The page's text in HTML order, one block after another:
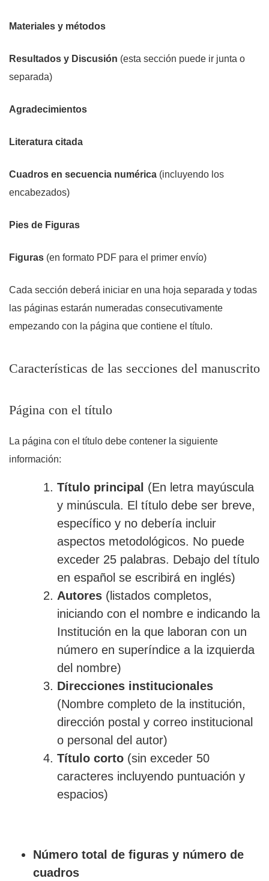
Materiales y métodos
Resultados y Discusión (esta sección puede ir junta o
separada)
Agradecimientos
Literatura citada
Cuadros en secuencia numérica (incluyendo los
encabezados)
Pies de Figuras
Figuras (en formato PDF para el primer envío)
Cada sección deberá iniciar en una hoja separada y todas
las páginas estarán numeradas consecutivamente
empezando con la página que contiene el título.
Características de las secciones del manuscrito
Página con el título
La página con el título debe contener la siguiente
información:
Título principal (En letra mayúscula
y minúscula. El título debe ser breve,
específico y no debería incluir
aspectos metodológicos. No puede
exceder 25 palabras. Debajo del título
en español se escribirá en inglés)
Autores (listados completos,
iniciando con el nombre e indicando la
Institución en la que laboran con un
número en superíndice a la izquierda
del nombre)
Direcciones institucionales
(Nombre completo de la institución,
dirección postal y correo institucional
o personal del autor)
Título corto (sin exceder 50
caracteres incluyendo puntuación y
espacios)
Número total de figuras y número de
cuadros